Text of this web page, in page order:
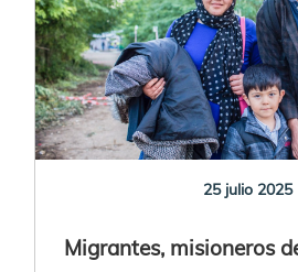
25 julio 2025
Migrantes, misioneros